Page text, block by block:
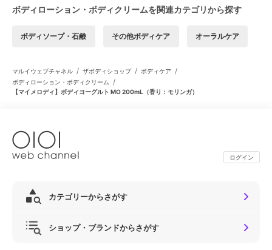
ボディローション・ボディクリームを関連カテゴリから探す
ボディソープ・石鹸 その他ボディケア オーラルケア
マルイウェブチャネル / ザボディショップ/ ボディケア /
ボディローション・ボディクリーム /
【マイメロディ】ボディヨーグルト MO 200mL（香り：モリンガ）
ログイン
カテゴリーからさがす
ショップ・ブランドからさがす